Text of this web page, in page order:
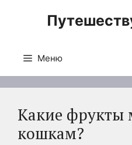
Меню
Какие фрукты
кошкам?